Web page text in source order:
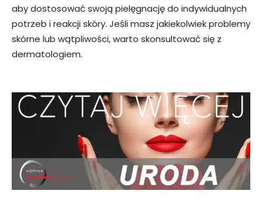
aby dostosować swoją pielęgnację do indywidualnych
potrzeb i reakcji skóry. Jeśli masz jakiekolwiek problemy
skórne lub wątpliwości, warto skonsultować się z
dermatologiem.